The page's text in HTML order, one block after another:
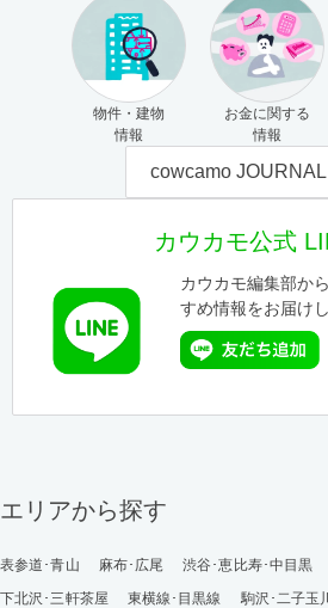
物件・建物
情報
お金に関する
情報
cowcamo
カウカモ公式
カウカモ編集部か
すめ情報をお届けし
エリアから探す
表参道･青山 麻布･広尾 渋谷･恵比寿･中目黒
下北沢･三軒茶屋
東横線･目黒線 駒沢･二子玉川